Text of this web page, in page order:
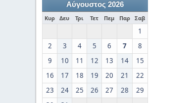
Αύγουστος 2026
Κυρ Δευ Τρι Τετ Πεμ Παρ Σαβ
1
2
3 4 5 6 7
8
9
10 11 12 13 14
15
16
17 18 19 20 21
22
23
24 25 26 27 28
29